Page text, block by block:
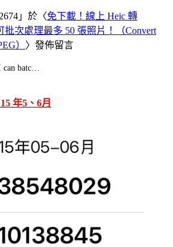
」於〈免下載！線上 Heic 轉
批次處理最多 50 張照片！（Convert
） 〉發佈留言
batc…
年5、6月